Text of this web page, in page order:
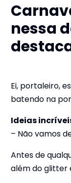
nessa
Ei, portaleiro,
batendo na
Ideias
– Não vamos
Antes de
além do glitter